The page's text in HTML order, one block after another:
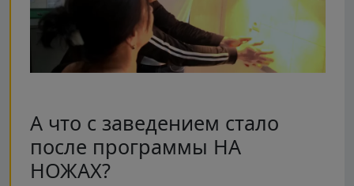
А что с заведением стало
после программы НА
НОЖАХ?